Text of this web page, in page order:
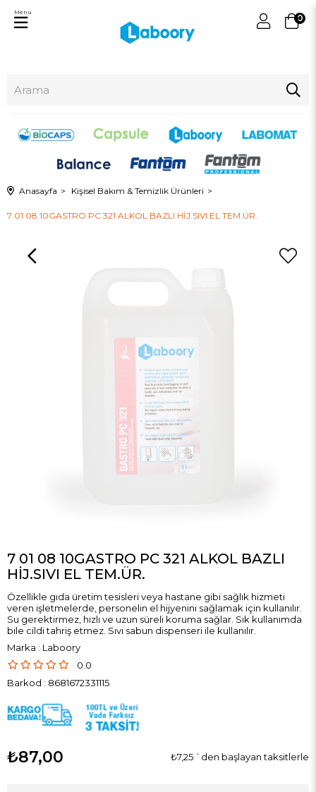
0
Menu
Anasayfa Kişisel Bakım & Temizlik Ürünleri
7 01 08 10GASTRO PC 321 ALKOL BAZLI HİJ.SIVI EL TEM.ÜR.
7 01 08 10GASTRO PC 321 ALKOL BAZLI
HİJ.SIVI EL TEM.ÜR.
Özellikle gıda üretim tesisleri veya hastane gibi sağlık hizmeti
veren işletmelerde, personelin el hijyenini sağlamak için kullanılır.
Su gerektirmez, hızlı ve uzun süreli koruma sağlar. Sık kullanımda
bile cildi tahriş etmez. Sıvı sabun dispenseri ile kullanılır.
Marka : Laboory
0.0
Barkod : 8681672331115
₺87,00 ₺7,25 `den başlayan taksitlerle